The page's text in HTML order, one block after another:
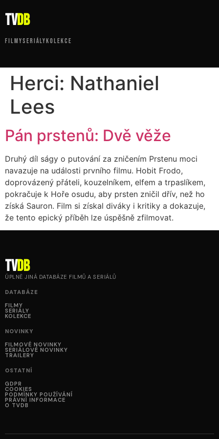
tvDB
FILMYSERIÁLY KOLEKCE
Herci: Nathaniel
Lees
Pán prstenů: Dvě věže
Druhý díl ságy o putování za zničením Prstenu moci
navazuje na události prvního filmu. Hobit Frodo,
doprovázený přáteli, kouzelníkem, elfem a trpaslíkem,
pokračuje k Hoře osudu, aby prsten zničil dřív, než ho
získá Sauron. Film si získal diváky i kritiky a dokazuje,
že tento epický příběh lze úspěšně zfilmovat.
tvDB
ÚPLNĚ JINÁ DATABÁZE FILMŮ A SERIÁLŮ
DATABÁZE
FILMY
SERIÁLY
KOLEKCE
NOVINKY
FILMOVÉ NOVINKY
SERIÁLOVÉ NOVINKY
TRAILERY
OSTATNÍ
GDPR
COOKIES
PODMÍNKY POUŽÍVÁNÍ
PRÁVNÍ INFORMACE
O TVDB